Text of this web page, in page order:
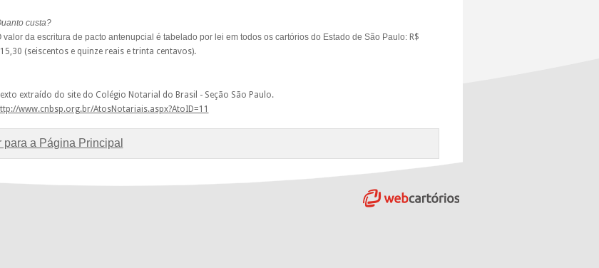
custa?
valor da escritura de pacto antenupcial é tabelado por lei em todos os cartórios do Estado de São Paulo: R$
(seiscentos e quinze reais e trinta centavos).
extraído do site do Colégio Notarial do Brasil - Seção São Paulo.
www.cnbsp.org.br/AtosNotariais.aspx?AtoID=11
para a Página Principal